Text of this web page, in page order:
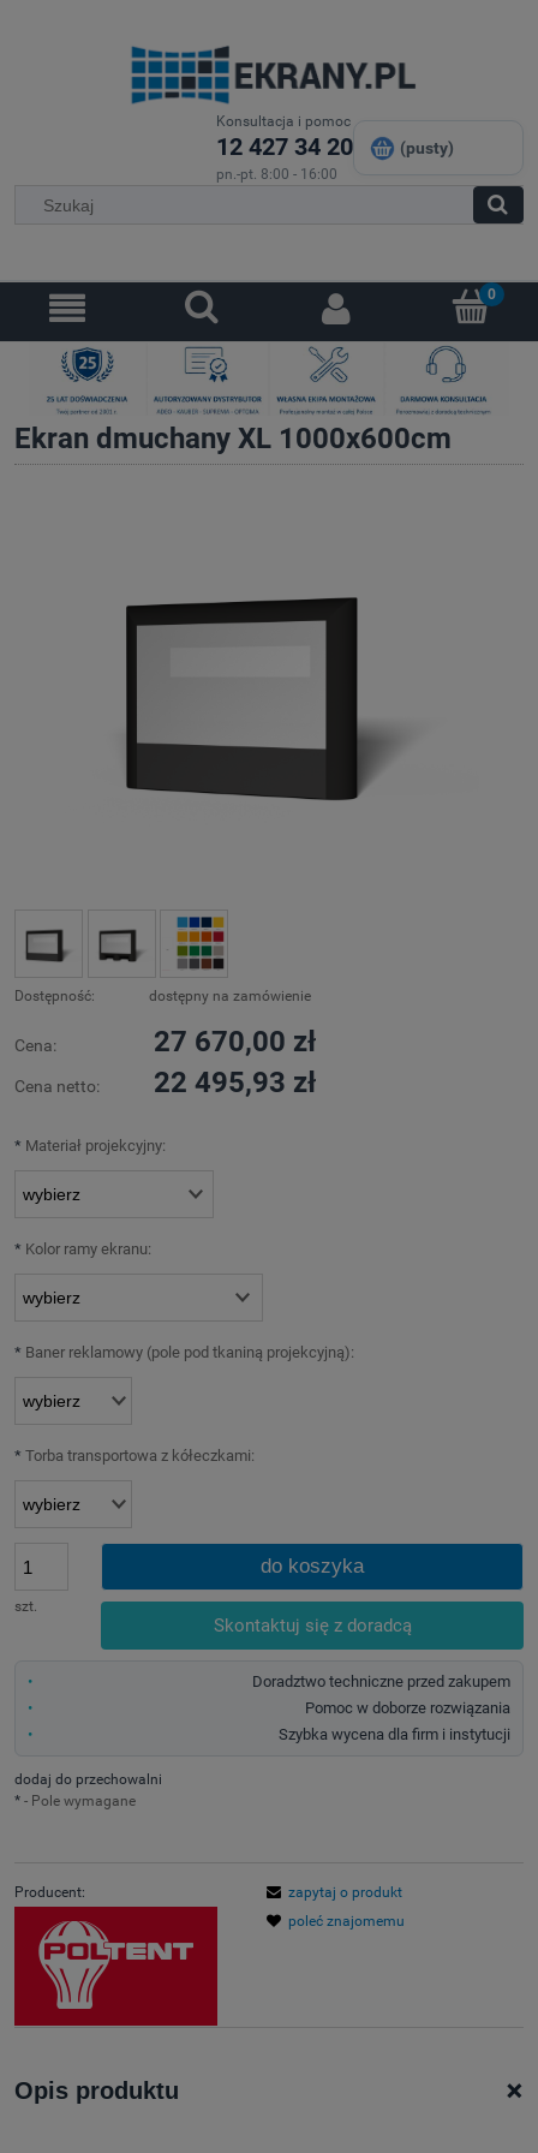
Konsultacja i pomoc
12 427 34 20
pn.-pt. 8:00 - 16:00
(pusty)
Ekran dmuchany XL 1000x600cm
Dostępność: dostępny na zamówienie
Cena: 27 670,00 zł
Cena netto: 22 495,93 zł
* Materiał projekcyjny:
* Kolor ramy ekranu:
* Baner reklamowy (pole pod tkaniną projekcyjną):
* Torba transportowa z kółeczkami:
szt.
do koszyka
Skontaktuj się z doradcą
Doradztwo techniczne przed zakupem
Pomoc w doborze rozwiązania
Szybka wycena dla firm i instytucji
dodaj do przechowalni
* - Pole wymagane
Producent:
zapytaj o produkt
poleć znajomemu
Opis produktu +